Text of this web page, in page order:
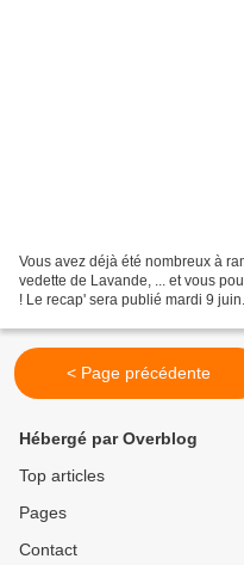
Vous avez déjà été nombreux à
vedette de Lavande, ... et vous
! Le recap' sera publié mardi 9
< Page précédente
Hébergé par Overblog
Top articles
Pages
Contact